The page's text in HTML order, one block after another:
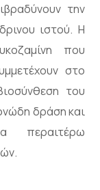
την
ιστού. Η
που
στο
του
δράση και
περαιτέρω